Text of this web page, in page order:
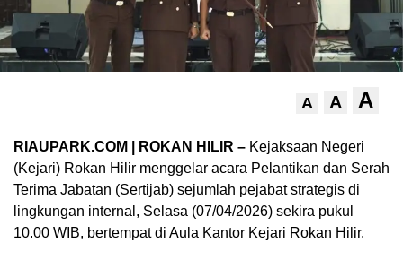
A A A
RIAUPARK.COM | ROKAN HILIR – Kejaksaan Negeri
(Kejari) Rokan Hilir menggelar acara Pelantikan dan Serah
Terima Jabatan (Sertijab) sejumlah pejabat strategis di
lingkungan internal, Selasa (07/04/2026) sekira pukul
10.00 WIB, bertempat di Aula Kantor Kejari Rokan Hilir.